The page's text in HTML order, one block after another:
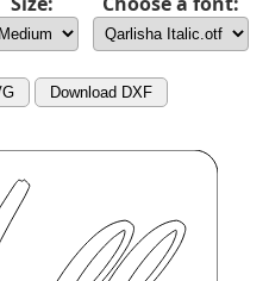
Download DXF